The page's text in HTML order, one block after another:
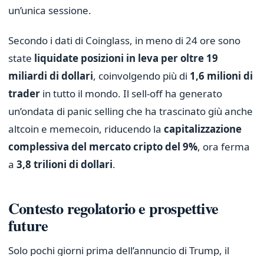
un’unica sessione.
Secondo i dati di Coinglass, in meno di 24 ore sono
state liquidate posizioni in leva per oltre 19
miliardi di dollari, coinvolgendo più di 1,6 milioni di
trader in tutto il mondo. Il sell-off ha generato
un’ondata di panic selling che ha trascinato giù anche
altcoin e memecoin, riducendo la capitalizzazione
complessiva del mercato cripto del 9%, ora ferma
a 3,8 trilioni di dollari.
Contesto regolatorio e prospettive
future
Solo pochi giorni prima dell’annuncio di Trump, il